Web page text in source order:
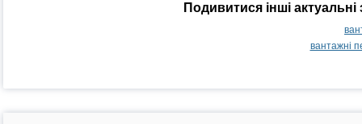
Подивитися інші
вантажні